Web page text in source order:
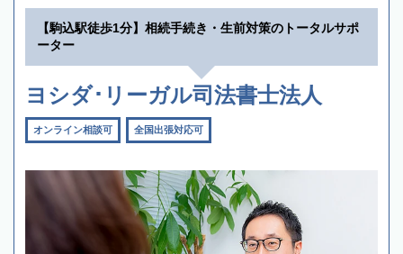
【駒込駅徒歩1分】相続手続き・生前対策のトータルサポ
ーター
ヨシダ･リーガル司法書士法人
オンライン相談可 全国出張対応可